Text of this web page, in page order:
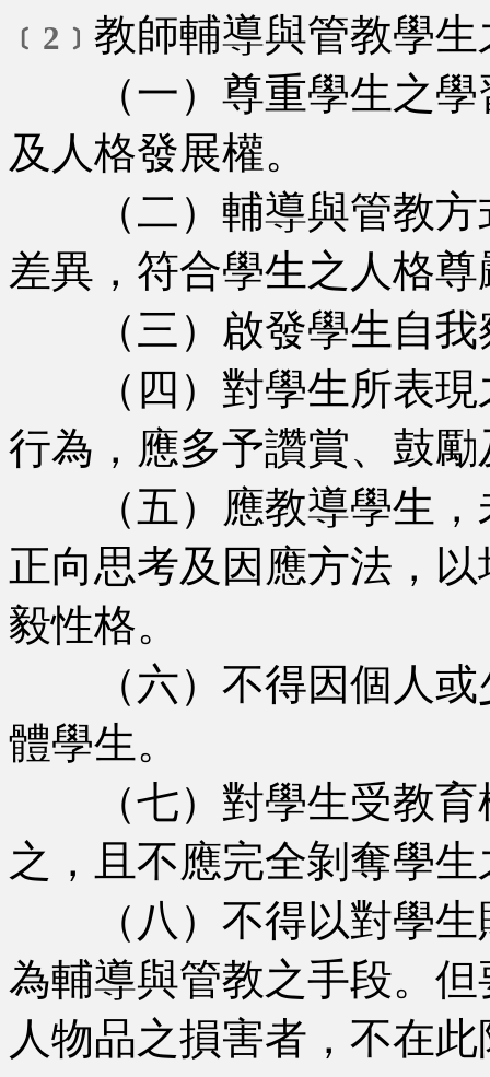
﹝2﹞ 教師輔導與管教學
（一）尊重學生之學
及人格發展權。
（二）輔導與管教方
差異，符合學生之人格尊
（三）啟發學生自我
（四）對學生所表現
行為，應多予讚賞、鼓
（五）應教導學生，
正向思考及因應方法，
毅性格。
（六）不得因個人或
體學生。
（七）對學生受教育
之，且不應完全剝奪學
（八）不得以對學生
為輔導與管教之手段。
人物品之損害者，不在此